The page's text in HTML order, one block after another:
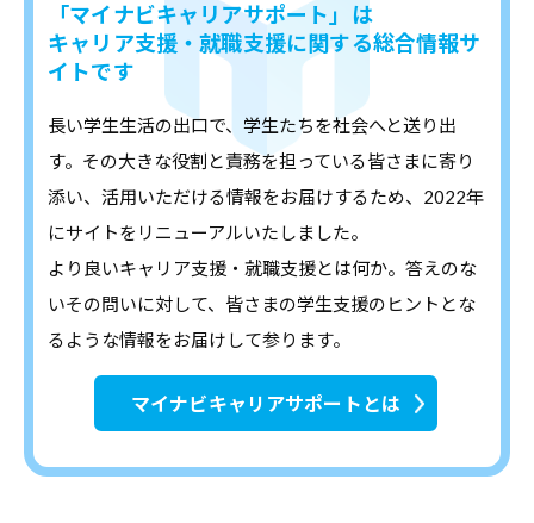
「マイナビキャリアサポート」は
キャリア支援・就職支援に関する総合情報サ
イトです
長い学生生活の出口で、学生たちを社会へと送り出
す。その大きな役割と責務を担っている皆さまに寄り
添い、活用いただける情報をお届けするため、2022年
にサイトをリニューアルいたしました。
より良いキャリア支援・就職支援とは何か。答えのな
いその問いに対して、皆さまの学生支援のヒントとな
るような情報をお届けして参ります。
マイナビキャリアサポートとは